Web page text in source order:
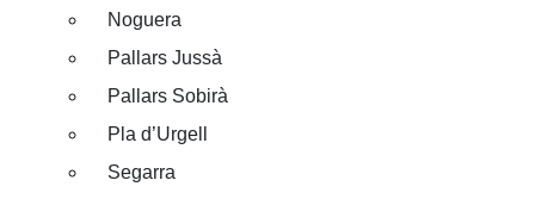
Noguera
Pallars Jussà
Pallars Sobirà
Pla d’Urgell
Segarra